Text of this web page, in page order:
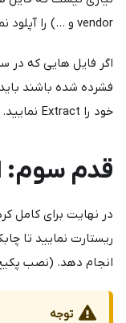
vendor و ...) را آپلود نمایید.
اگر فایل هایی که در
فشرده شده باشند باید
خود را Extract نمایید.
قدم سوم:
در نهایت برای کامل
ریستارت نمایید تا
انجام دهد. (نصب
توجه